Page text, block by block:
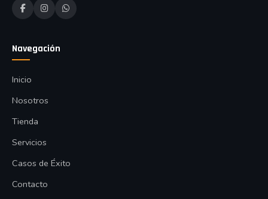
Navegación
Inicio
Nosotros
Tienda
Servicios
Casos de Éxito
Contacto